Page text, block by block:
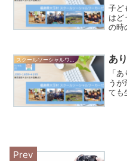
子ど
はど
の時
あ
「
うが
ても